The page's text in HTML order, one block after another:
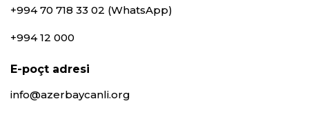
+994 70 718 33 02 (WhatsApp)
+994 12 000
E-poçt adresi
info@azerbaycanli.org